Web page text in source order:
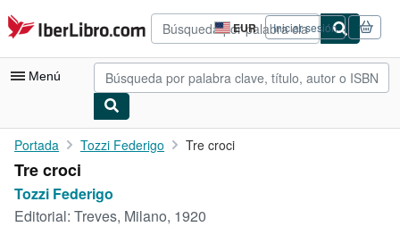
Pasar al contenido principal
IberLibro.com EUR
Preferencias
de
compra
del
Iniciar sesión
Menú
Mi cuenta
Consultar mis pedidos
Búsqueda avanzada
Portada Tozzi Federigo Tre croci
Tre croci
Tozzi Federigo
Editorial: Treves, Milano, 1920